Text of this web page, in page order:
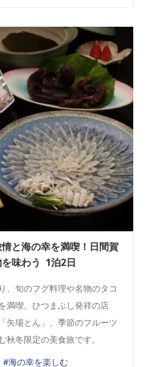
情と海の幸を満喫！日間賀
味わう 1泊2日
、旬のフグ料理や名物のタコ
満喫。ひつまぶし発祥の店
矢場とん」、季節のフルーツ
冬限定の美食旅です。
#海の幸を楽しむ